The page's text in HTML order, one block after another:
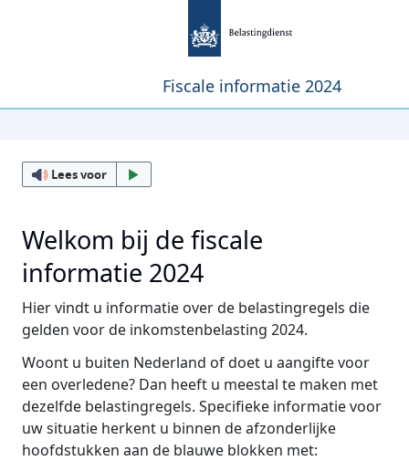
Fiscale informatie 2024
Lees voor
Welkom bij de fiscale
informatie 2024
Hier vindt u informatie over de belastingregels die
gelden voor de inkomstenbelasting 2024.
Woont u buiten Nederland of doet u aangifte voor
een overledene? Dan heeft u meestal te maken met
dezelfde belastingregels. Specifieke informatie voor
uw situatie herkent u binnen de afzonderlijke
hoofdstukken aan de blauwe blokken met: